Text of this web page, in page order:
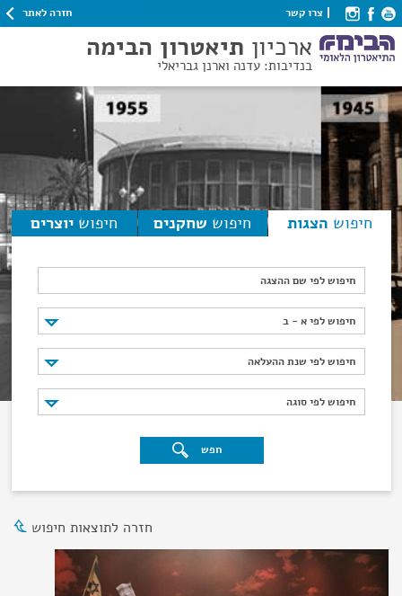
צרו קשר חזרה לאתר
ארכיון תיאטרון הבימה
בנדיבות: עדנה וארנן גבריאלי
חיפוש הצגות חיפוש שחקנים חיפוש יוצרים
חיפוש לפי שם ההצגה
חיפוש לפי א - ב
חיפוש לפי א - ב
חיפוש לפי שנת ההעלאה
חיפוש לפי שנת ההעלאה
חיפוש לפי סוגה
חיפוש לפי סוגה
חפש
חזרה לתוצאות חיפוש